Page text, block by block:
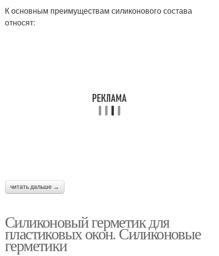
К основным преимуществам силиконового состава
относят:
читать дальше →
Силиконовый герметик для
пластиковых окон. Силиконовые
герметики